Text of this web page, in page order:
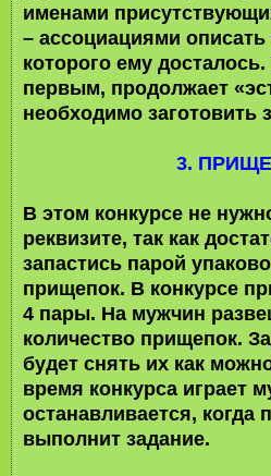
именами
– ассоциациями
которого ему
первым, продолжает
необходимо заготовить
3.
В этом конкурсе не
реквизите, так как
запастись парой
прищепок. В конкурсе
4 пары. На мужчин
количество прищепок.
будет снять их как
время конкурса играет
останавливается, когда
выполнит задание.